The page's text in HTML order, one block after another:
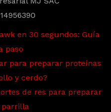
en 30 segundos: Guía
paso
para preparar proteínas
y cerdo?
de res para preparar
parrilla